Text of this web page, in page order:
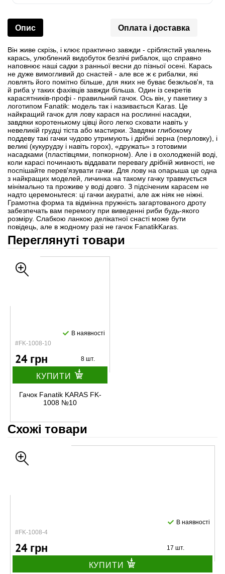
Опис Оплата і доставка
Він живе скрізь, і клює практично завжди - сріблястий увалень
карась, улюблений видобуток безлічі рибалок, що справно
наповнює наші садки з ранньої весни до пізньої осені. Карась
не дуже вимогливий до снастей - але все ж є рибалки, які
ловлять його помітно більше, для яких не буває безкльов'я, та
й риба у таких фахівців завжди більша. Один із секретів
карасятників-профі - правильний гачок. Ось він, у пакетику з
логотипом Fanatik: модель так і називається Karas. Це
найкращий гачок для лову карася на рослинні насадки,
завдяки коротенькому цівці його легко сховати навіть у
невеликій грудці тіста або мастирки. Завдяки глибокому
поддеву такі гачки чудово утримують і дрібні зерна (перловку), і
великі (кукурудзу і навіть горох), «дружать» з готовими
насадками (пластівцями, попкорном). Але і в охолодженій воді,
коли карасі починають віддавати перевагу дрібній живності, не
поспішайте перев'язувати гачки. Для лову на опарыша це одна
з найкращих моделей, личинка на такому гачку травмується
мінімально та проживе у воді довго. З підсіченим карасем не
надто церемоньтеся: ці гачки акуратні, але аж ніяк не ніжні.
Грамотна форма та відмінна пружність загартованого дроту
забезпечать вам перемогу при виведенні риби будь-якого
розміру. Слабкою ланкою делікатної снасті може бути
повідець, але в жодному разі не гачок FanatikKaras.
Переглянуті товари
#FK-1008-10
В наявності
24 грн 8 шт.
КУПИТИ
Гачок Fanatik KARAS FK-
1008 №10
Схожі товари
#FK-1008-4
В наявності
24 грн 17 шт.
КУПИТИ